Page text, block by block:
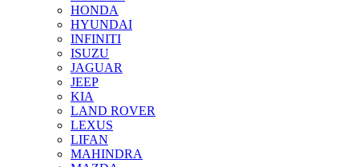
HONDA
HYUNDAI
INFINITI
ISUZU
JAGUAR
JEEP
KIA
LAND ROVER
LEXUS
LIFAN
MAHINDRA